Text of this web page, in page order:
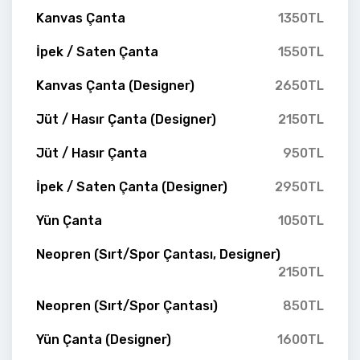
Kanvas Çanta 1350TL
İpek / Saten Çanta 1550TL
Kanvas Çanta (Designer) 2650TL
Jüt / Hasır Çanta (Designer) 2150TL
Jüt / Hasır Çanta 950TL
İpek / Saten Çanta (Designer) 2950TL
Yün Çanta 1050TL
Neopren (Sırt/Spor Çantası, Designer)
2150TL
Neopren (Sırt/Spor Çantası) 850TL
Yün Çanta (Designer) 1600TL